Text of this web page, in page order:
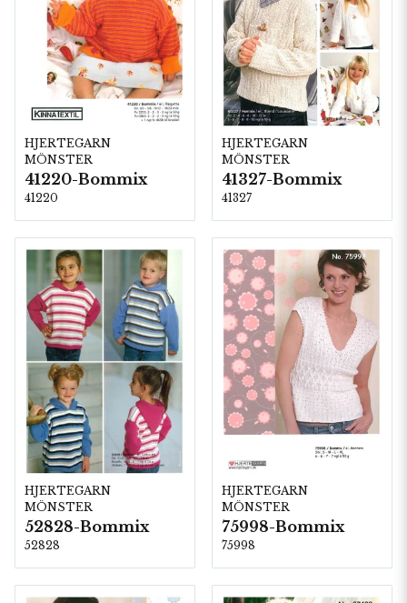
HJERTEGARN
MÖNSTER
41220-Bommix
41220
HJERTEGARN
MÖNSTER
41327-Bommix
41327
HJERTEGARN
MÖNSTER
52828-Bommix
52828
HJERTEGARN
MÖNSTER
75998-Bommix
75998